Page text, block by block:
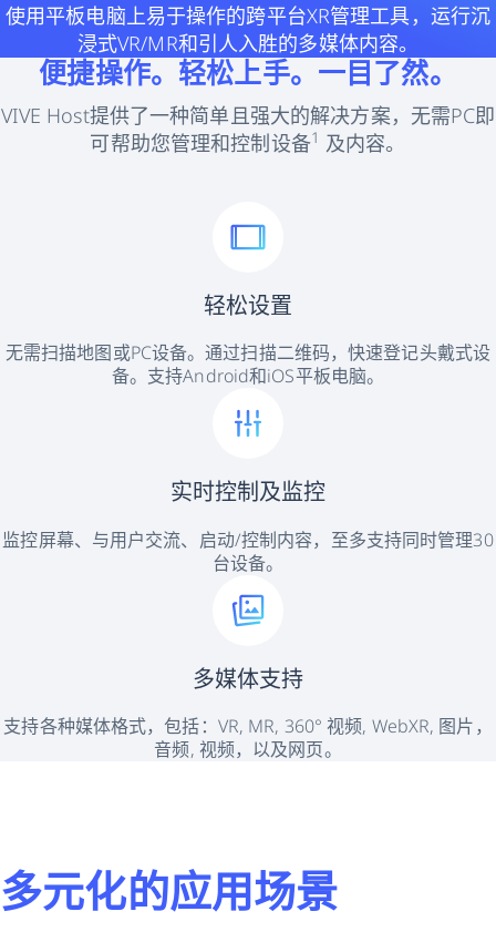
使用平板电脑上易于操作的跨平台XR管理工具，运行沉
浸式VR/MR和引人入胜的多媒体内容。
便捷操作。轻松上手。一目了然。
VIVE Host提供了一种简单且强大的解决方案，无需PC即
可帮助您管理和控制设备1 及内容。
轻松设置
无需扫描地图或PC设备。通过扫描二维码，快速登记头戴式设
备。支持Android和iOS平板电脑。
实时控制及监控
监控屏幕、与用户交流、启动/控制内容，至多支持同时管理30
台设备。
多媒体支持
支持各种媒体格式，包括：VR, MR, 360° 视频, WebXR, 图片，
音频, 视频，以及网页。
多元化的应用场景